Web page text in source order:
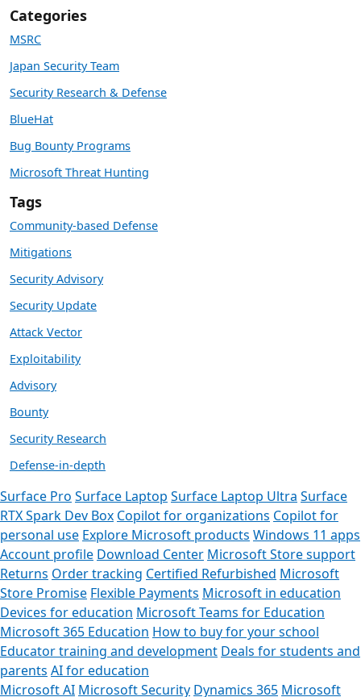
Categories
MSRC
Japan Security Team
Security Research & Defense
BlueHat
Bug Bounty Programs
Microsoft Threat Hunting
Tags
Community-based Defense
Mitigations
Security Advisory
Security Update
Attack Vector
Exploitability
Advisory
Bounty
Security Research
Defense-in-depth
Surface Pro Surface Laptop Surface Laptop Ultra Surface
RTX Spark Dev Box Copilot for organizations Copilot for
personal use Explore Microsoft products Windows 11 apps
Account profile Download Center Microsoft Store support
Returns Order tracking Certified Refurbished Microsoft
Store Promise Flexible Payments Microsoft in education
Devices for education Microsoft Teams for Education
Microsoft 365 Education How to buy for your school
Educator training and development Deals for students and
parents AI for education
Microsoft AI Microsoft Security Dynamics 365 Microsoft